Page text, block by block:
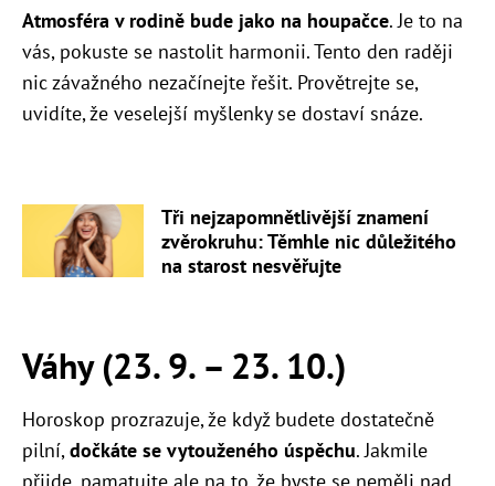
Atmosféra v rodině bude jako na houpačce. Je to na
vás, pokuste se nastolit harmonii. Tento den raději
nic závažného nezačínejte řešit. Provětrejte se,
uvidíte, že veselejší myšlenky se dostaví snáze.
Tři nejzapomnětlivější znamení
zvěrokruhu: Těmhle nic důležitého
na starost nesvěřujte
Váhy (23. 9. – 23. 10.)
Horoskop prozrazuje, že když budete dostatečně
pilní,dočkáte se vytouženého úspěchu. Jakmile